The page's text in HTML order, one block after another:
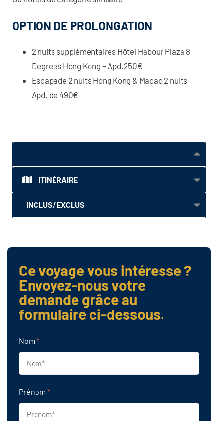
ITINÉRAIRE
INCLUS/EXCLUS
OPTION DE PROLONGATION
2 nuits supplémentaires Hôtel Habour Plaza 8
Degrees Hong Kong – Apd.250€
Escapade 2 nuits Hong Kong & Macao 2 nuits-
Apd. de 490€
Ce voyage vous intéresse ?
Envoyez-nous votre
demande grâce au
formulaire ci-dessous.
Nom *
Prénom *